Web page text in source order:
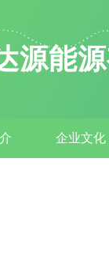
源能
企业文化